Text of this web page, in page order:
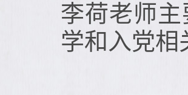
李荷老师
学和入党相